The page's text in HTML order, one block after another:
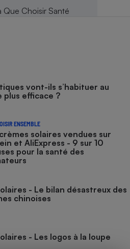
vont-ils s’habituer au
plus efficace ?
ENSEMBLE
solaires vendues sur
et AliExpress - 9 sur 10
pour la santé des
- Le bilan désastreux des
chinoises
- Les logos à la loupe